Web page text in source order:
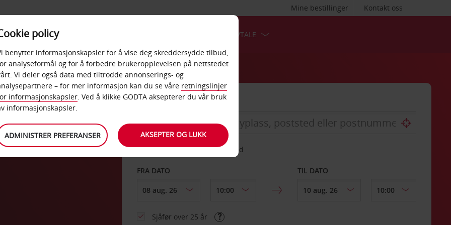
Kontakt oss
Mine bestillinger
PRODUKTER BEDRIFTSAVTALE
HENT FRA
Velg et annet leveringssted
FRA DATO TIL DATO
Sjåfør over 25 år
policy
benytter informasjonskapsler for å vise deg skreddersydde tilbud,
analyseformål og for å forbedre brukeropplevelsen på nettstedet
Vi deler også data med tiltrodde annonserings- og
– for mer informasjon kan du se våre retningslinjer
informasjonskapsler. Ved å klikke GODTA aksepterer du vår bruk
informasjonskapsler.
ADMINISTRER PREFERANSER AKSEPTER OG LUKK